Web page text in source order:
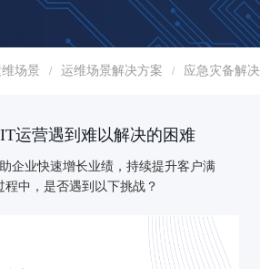
场景 / 运维场景解决方案 / 应急灾备解
运营遇到难以解决的困难
企业快速增长业绩，持续提升客户满
程中，是否遇到以下挑战？